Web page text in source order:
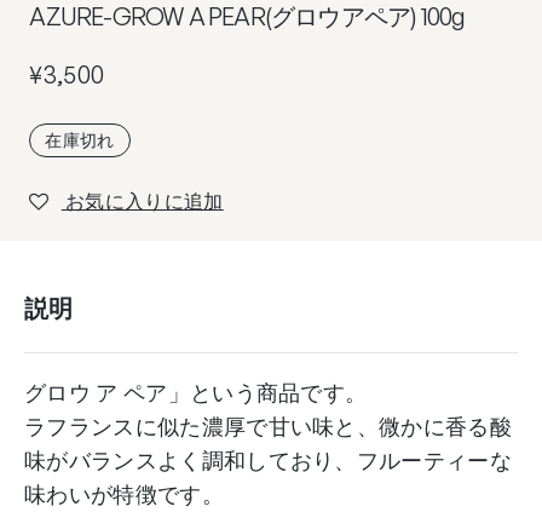
AZURE-GROW A PEAR(グロウアペア) 100g
¥3,500
在庫切れ
お気に入りに追加
説明
グロウ ア ペア」という商品です。
ラフランスに似た濃厚で甘い味と、微かに香る酸
味がバランスよく調和しており、フルーティーな
味わいが特徴です。